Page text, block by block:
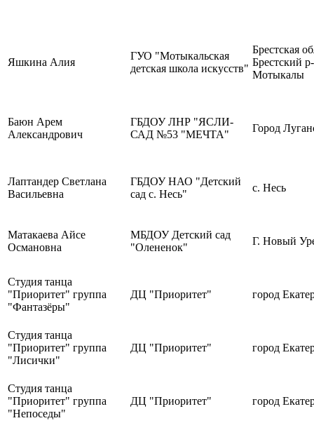
Яшкина Алия
ГУО "Мотыкальская
детская школа искусств"
Брестская
Брестский
Мотыкалы
Баюн Арем
Александрович
ГБДОУ ЛНР "ЯСЛИ-
САД №53 "МЕЧТА"
Город
Лаптандер Светлана
Васильевна
ГБДОУ НАО "Детский
сад с. Несь"
с. Несь
Матакаева Айсе
Османовна
МБДОУ Детский сад
"Олененок"
Г. Новый
Студия танца
"Приоритет" группа
"Фантазёры"
ДЦ "Приоритет" город
Студия танца
"Приоритет" группа
"Лисички"
ДЦ "Приоритет" город
Студия танца
"Приоритет" группа
"Непоседы"
ДЦ "Приоритет" город